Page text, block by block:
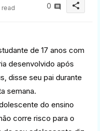
read 0 share
de 17 anos com
desenvolvido após
disse seu pai durante
semana.
do ensino
corre risco para o